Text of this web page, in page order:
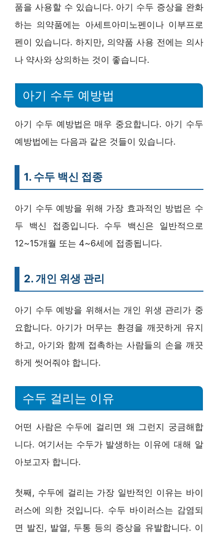
품을 사용할 수 있습니다. 아기 수두 증상을 완화
하는 의약품에는 아세트아미노펜이나 이부프로
펜이 있습니다. 하지만, 의약품 사용 전에는 의사
나 약사와 상의하는 것이 좋습니다.
아기 수두 예방법
아기 수두 예방법은 매우 중요합니다. 아기 수두
예방법에는 다음과 같은 것들이 있습니다.
1. 수두 백신 접종
아기 수두 예방을 위해 가장 효과적인 방법은 수
두 백신 접종입니다. 수두 백신은 일반적으로
12~15개월 또는 4~6세에 접종됩니다.
2. 개인 위생 관리
아기 수두 예방을 위해서는 개인 위생 관리가 중
요합니다. 아기가 머무는 환경을 깨끗하게 유지
하고, 아기와 함께 접촉하는 사람들의 손을 깨끗
하게 씻어줘야 합니다.
수두 걸리는 이유
어떤 사람은 수두에 걸리면 왜 그런지 궁금해합
니다. 여기서는 수두가 발생하는 이유에 대해 알
아보고자 합니다.
첫째, 수두에 걸리는 가장 일반적인 이유는 바이
러스에 의한 것입니다. 수두 바이러스는 감염되
면 발진, 발열, 두통 등의 증상을 유발합니다. 이